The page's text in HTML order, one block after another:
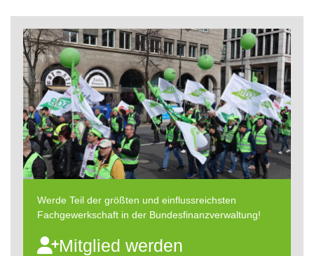
Werde Teil der größten und einflussreichsten
Fachgewerkschaft in der Bundesfinanzverwaltung!
Mitglied werden